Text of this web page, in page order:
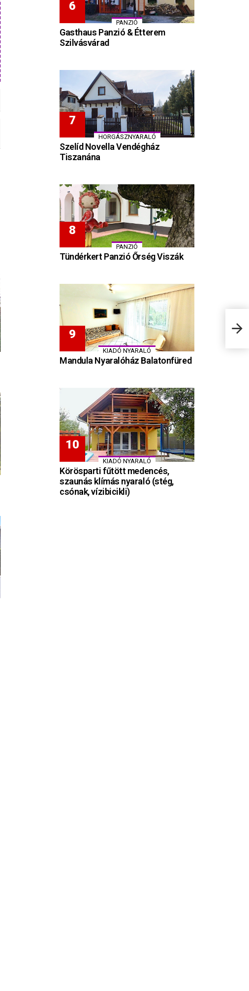
PANZIÓ
Gasthaus Panzió & Étterem
Szilvásvárad
HORGÁSZNYARALÓ
Szelíd Novella Vendégház
Tiszanána
PANZIÓ
Tündérkert Panzió Őrség Viszák
KIADÓ NYARALÓ
Mandula Nyaralóház Balatonfüred
KIADÓ NYARALÓ
Körösparti fűtött medencés,
szaunás klímás nyaraló (stég,
csónak, vízibicikli)